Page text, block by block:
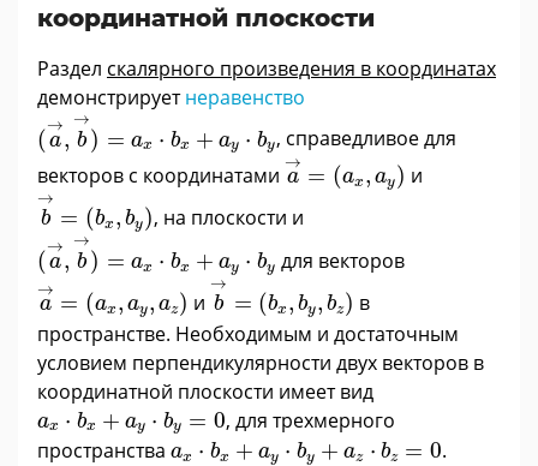
координатной плоскости
Раздел скалярного произведения в координатах
демонстрируетнеравенство
(
→
a,
→
b ) = ax ⋅ bx + ay ⋅ by
(a→,b→)=ax·bx+ay·by
, справедливое для
векторов с координатами
→
a = (ax , ay)
a→=(ax,ay)
и
→
b = (bx , by)
b→=(bx,b y)
, на плоскости и
(
→
a,
→
b ) = ax ⋅ bx + ay ⋅ by
(a →,b→)=a x·b x+ay·by
для векторов
→
a = (ax , ay, az)
a→ (
и
→
b = (bx , by, bz)
b→ =(bx,b y,bz)
в
пространстве. Необходимым и достаточным
условием перпендикулярности двух векторов в
координатной плоскости имеет вид
ax ⋅ bx + ay ⋅ by = 0
ax·bx+ay·by=0
, для трехмерного
пространства ax ⋅ bx + ay ⋅ by + az ⋅ bz = 0
a bx+a y· b y+ z ·b 0
.